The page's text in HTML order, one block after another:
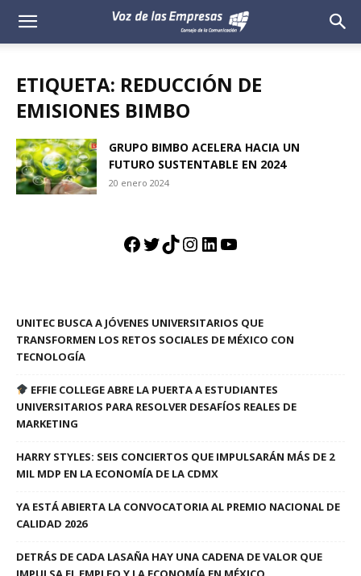
Voz
Empresas
ETIQUETA: REDUCCIÓN DE
EMISIONES BIMBO
GRUPO BIMBO ACELERA HACIA UN
FUTURO SUSTENTABLE EN 2024
20 enero 2024
Facebook
Twitter
TikTok
Instagram
LinkedIn
YouTube
UNITEC BUSCA A JÓVENES UNIVERSITARIOS QUE
TRANSFORMEN LOS RETOS SOCIALES DE MÉXICO CON
TECNOLOGÍA
EFFIE COLLEGE ABRE LA PUERTA A ESTUDIANTES
UNIVERSITARIOS PARA RESOLVER DESAFÍOS REALES DE
MARKETING
HARRY STYLES: SEIS CONCIERTOS QUE IMPULSARÁN MÁS DE 2
MIL MDP EN LA ECONOMÍA DE LA CDMX
YA ESTÁ ABIERTA LA CONVOCATORIA AL PREMIO NACIONAL DE
CALIDAD 2026
DETRÁS DE CADA LASAÑA HAY UNA CADENA DE VALOR QUE